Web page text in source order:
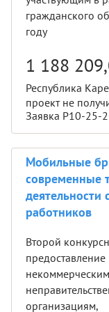
гражданского
году
1 188
Республика
проект не
Заявка Р10-25-
Мобильные
современные
деятельности
работников
Второй
предоставление
некоммерческим
организациям,